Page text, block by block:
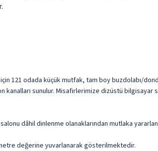
121 odada küçük mutfak, tam boy buzdolabı/
kanalları sunulur. Misafirlerimize dizüstü
dâhil dinlenme olanaklarından mutlaka
değerine yuvarlanarak gösterilmektedir.